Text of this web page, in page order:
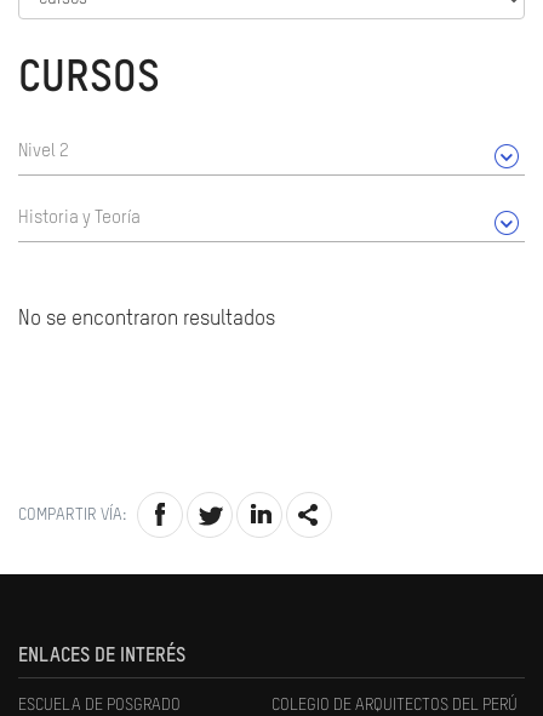
CURSOS
Nivel 2
Historia y Teoría
No se encontraron resultados
COMPARTIR VÍA:
ENLACES DE INTERÉS
ESCUELA DE POSGRADO COLEGIO DE ARQUITECTOS DEL PERÚ